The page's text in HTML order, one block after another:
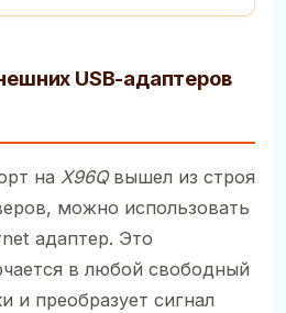
USB-адаптеров
на X96Qвышел из строя
можно использовать
адаптер. Это
в любой свободный
и преобразует сигнал